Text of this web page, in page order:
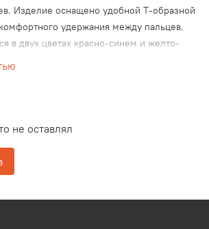
Изделие оснащено удобной Т-образной
удержания между пальцев.
в двух цветах красно-синем и желто-
Отправляться будет тот цвет,
linen помогут подготовить щенка к работе
изготовлении рукава используется
(синтетика)
без учета ручки)
не оставлял